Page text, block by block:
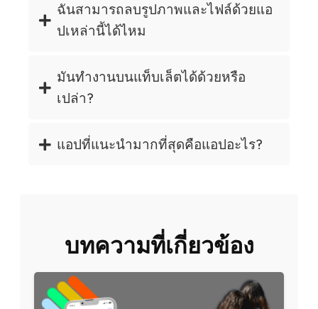
ฉันสามารถลบรูปภาพและไฟล์ด้วยแอ
ปเหล่านี้ได้ไหม
มันทำงานบนแท็บเล็ตได้ด้วยหรือ
เปล่า?
แอปที่แนะนำมากที่สุดคือแอปอะไร?
บทความที่เกี่ยวข้อง